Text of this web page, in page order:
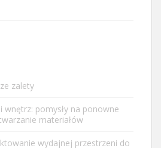
zalety
wnętrz: pomysły na ponowne
materiałów
wydajnej przestrzeni do